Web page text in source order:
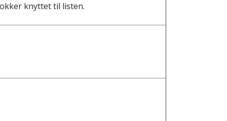
knyttet til listen.